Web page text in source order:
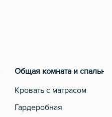
Общая комната и спальня
Кровать с матрасом
Гардеробная